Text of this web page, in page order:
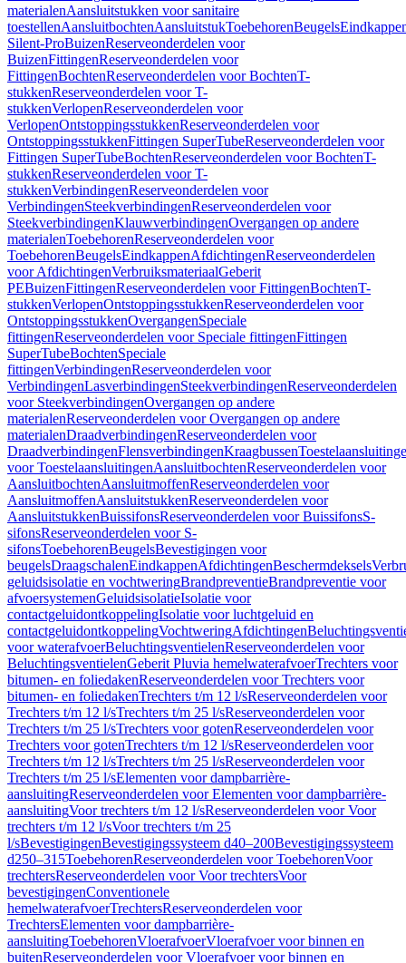
materialenAansluitstukken voor sanitaire
toestellenAansluitbochtenAansluitstukToebehorenBeugels
Silent-ProBuizenReserveonderdelen voor
BuizenFittingenReserveonderdelen voor
FittingenBochtenReserveonderdelen voor BochtenT-
stukkenReserveonderdelen voor T-
stukkenVerlopenReserveonderdelen voor
VerlopenOntstoppingsstukkenReserveonderdelen voor
OntstoppingsstukkenFittingen SuperTubeReserveonderdelen voor
Fittingen SuperTubeBochtenReserveonderdelen voor BochtenT-
stukkenReserveonderdelen voor T-
stukkenVerbindingenReserveonderdelen voor
VerbindingenSteekverbindingenReserveonderdelen voor
SteekverbindingenKlauwverbindingenOvergangen op andere
materialenToebehorenReserveonderdelen voor
ToebehorenBeugelsEindkappenAfdichtingenReserveonderdelen
voor AfdichtingenVerbruiksmateriaalGeberit
PEBuizenFittingenReserveonderdelen voor FittingenBochtenT-
stukkenVerlopenOntstoppingsstukkenReserveonderdelen voor
OntstoppingsstukkenOvergangenSpeciale
fittingenReserveonderdelen voor Speciale fittingenFittingen
SuperTubeBochtenSpeciale
fittingenVerbindingenReserveonderdelen voor
VerbindingenLasverbindingenSteekverbindingenReserveonderdelen
voor SteekverbindingenOvergangen op andere
materialenReserveonderdelen voor Overgangen op andere
materialenDraadverbindingenReserveonderdelen voor
DraadverbindingenFlensverbindingenKraagbussen
voor ToestelaansluitingenAansluitbochtenReserveonderdelen voor
AansluitbochtenAansluitmoffenReserveonderdelen voor
AansluitmoffenAansluitstukkenReserveonderdelen voor
AansluitstukkenBuissifonsReserveonderdelen voor BuissifonsS-
sifonsReserveonderdelen voor S-
sifonsToebehorenBeugelsBevestigingen voor
beugelsDraagschalenEindkappenAfdichtingenBeschermdeksels
geluidsisolatie en vochtweringBrandpreventieBrandpreventie voor
afvoersystemenGeluidsisolatieIsolatie voor
contactgeluidontkoppelingIsolatie voor luchtgeluid en
contactgeluidontkoppelingVochtweringAfdichtingen
voor waterafvoerBeluchtingsventielenReserveonderdelen voor
BeluchtingsventielenGeberit Pluvia hemelwaterafvoerTrechters voor
bitumen- en foliedakenReserveonderdelen voor Trechters voor
bitumen- en foliedakenTrechters t/m 12 l/sReserveonderdelen voor
Trechters t/m 12 l/sTrechters t/m 25 l/sReserveonderdelen voor
Trechters t/m 25 l/sTrechters voor gotenReserveonderdelen voor
Trechters voor gotenTrechters t/m 12 l/sReserveonderdelen voor
Trechters t/m 12 l/sTrechters t/m 25 l/sReserveonderdelen voor
Trechters t/m 25 l/sElementen voor dampbarrière-
aansluitingReserveonderdelen voor Elementen voor dampbarrière-
aansluitingVoor trechters t/m 12 l/sReserveonderdelen voor Voor
trechters t/m 12 l/sVoor trechters t/m 25
l/sBevestigingenBevestigingssysteem d40–200Bevestigingssysteem
d250–315ToebehorenReserveonderdelen voor ToebehorenVoor
trechtersReserveonderdelen voor Voor trechtersVoor
bevestigingenConventionele
hemelwaterafvoerTrechtersReserveonderdelen voor
TrechtersElementen voor dampbarrière-
aansluitingToebehorenVloerafvoerVloerafvoer voor binnen en
buitenReserveonderdelen voor Vloerafvoer voor binnen en